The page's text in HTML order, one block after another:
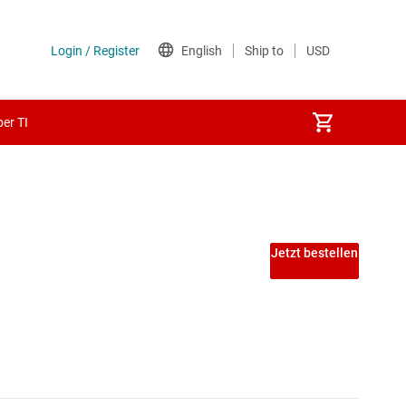
TI
Jetzt bestellen